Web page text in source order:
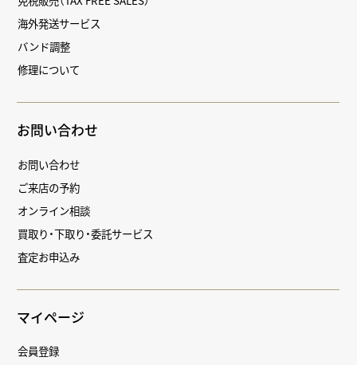
海外発送サービス
バンド調整
修理について
お問い合わせ
お問い合わせ
ご来店の予約
オンライン相談
買取り・下取り・委託サービス
査定お申込み
マイページ
会員登録